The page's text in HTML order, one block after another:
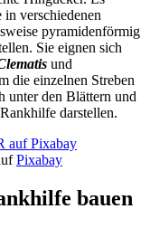
verschiedenen
pyramidenförmig
Sie eignen sich
und
die einzelnen Streben
unter den Blättern und
darstellen.
Pixabay
bauen